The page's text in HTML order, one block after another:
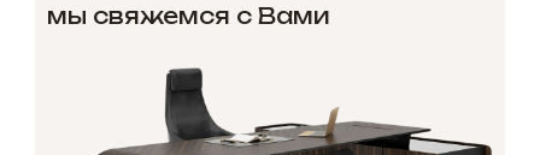
мы свяжемся с Вами